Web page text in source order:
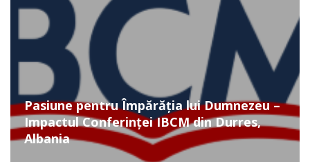
Pasiune pentru Împărăția lui Dumnezeu –
Impactul Conferinței IBCM din Durres,
Albania